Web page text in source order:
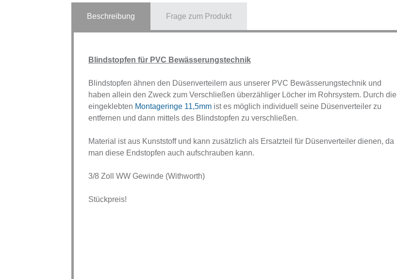
Beschreibung Frage zum Produkt
Blindstopfen für PVC Bewässerungstechnik
Blindstopfen ähnen den Düsenverteilern aus unserer PVC Bewässerungstechnik und
haben allein den Zweck zum Verschließen überzähliger Löcher im Rohrsystem. Durch die
eingeklebten Montageringe 11,5mm ist es möglich individuell seine Düsenverteiler zu
entfernen und dann mittels des Blindstopfen zu verschließen.
Material ist aus Kunststoff und kann zusätzlich als Ersatzteil für Düsenverteiler dienen, da
man diese Endstopfen auch aufschrauben kann.
3/8 Zoll WW Gewinde (Withworth)
Stückpreis!